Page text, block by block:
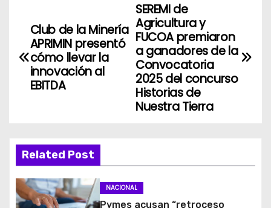
v
a
c
i
SEREMI de
Agricultura y
FUCOA premiaron
a ganadores de la
Convocatoria
2025 del concurso
Historias de
Nuestra Tierra
Club de la Minería
APRIMIN presentó
cómo llevar la
innovación al
EBITDA
Related Post
NACIONAL
Pymes acusan “retroceso